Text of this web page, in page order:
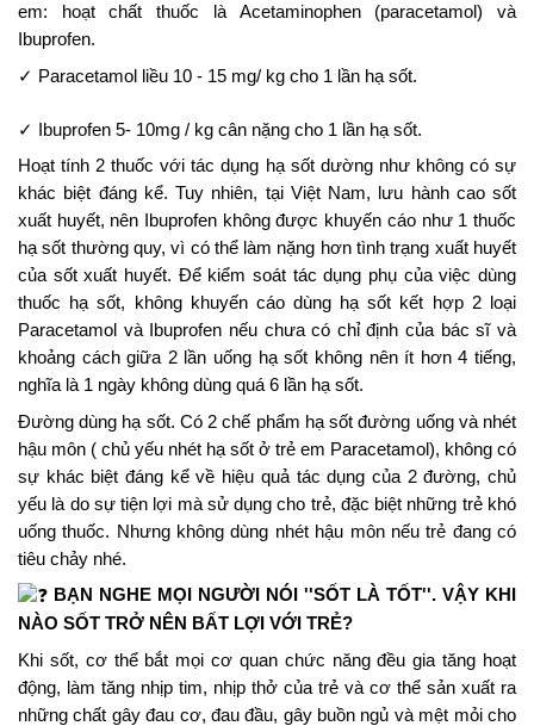
em: hoạt chất thuốc là Acetaminophen (paracetamol) và
Ibuprofen.
✓ Paracetamol liều 10 - 15 mg/ kg cho 1 lần hạ sốt.
✓ Ibuprofen 5- 10mg / kg cân nặng cho 1 lần hạ sốt.
Hoạt tính 2 thuốc với tác dụng hạ sốt dường như không có sự
khác biệt đáng kể. Tuy nhiên, tại Việt Nam, lưu hành cao sốt
xuất huyết, nên Ibuprofen không được khuyến cáo như 1 thuốc
hạ sốt thường quy, vì có thể làm nặng hơn tình trạng xuất huyết
của sốt xuất huyết. Để kiểm soát tác dụng phụ của việc dùng
thuốc hạ sốt, không khuyến cáo dùng hạ sốt kết hợp 2 loại
Paracetamol và Ibuprofen nếu chưa có chỉ định của bác sĩ và
khoảng cách giữa 2 lần uống hạ sốt không nên ít hơn 4 tiếng,
nghĩa là 1 ngày không dùng quá 6 lần hạ sốt.
Đường dùng hạ sốt. Có 2 chế phẩm hạ sốt đường uống và nhét
hậu môn ( chủ yếu nhét hạ sốt ở trẻ em Paracetamol), không có
sự khác biệt đáng kể về hiệu quả tác dụng của 2 đường, chủ
yếu là do sự tiện lợi mà sử dụng cho trẻ, đặc biệt những trẻ khó
uống thuốc. Nhưng không dùng nhét hậu môn nếu trẻ đang có
tiêu chảy nhé.
BẠN NGHE MỌI NGƯỜI NÓI ''SỐT LÀ TỐT''. VẬY KHI
NÀO SỐT TRỞ NÊN BẤT LỢI VỚI TRẺ?
Khi sốt, cơ thể bắt mọi cơ quan chức năng đều gia tăng hoạt
động, làm tăng nhịp tim, nhịp thở của trẻ và cơ thể sản xuất ra
những chất gây đau cơ, đau đầu, gây buồn ngủ và mệt mỏi cho